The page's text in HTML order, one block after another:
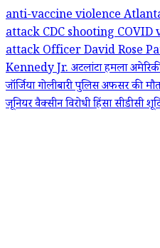
anti-vaccine violence
attackCDC shootingCOVID
attackOfficer David Rose
Kennedy Jr.अटलांटा हमला
जॉर्जिया गोलीबारीपुलिस अफसर की
जूनियरवैक्सीन विरोधी हिंसासीडीसी